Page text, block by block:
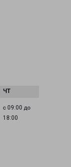
с 09:00 до
18:00